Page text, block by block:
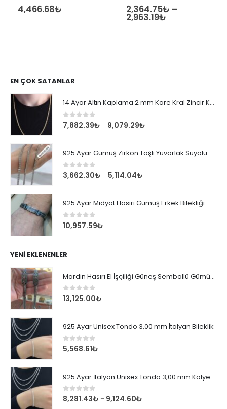
0out of 5
4,466.68₺ 0 out of 5
2,364.75₺ –
2,963.19₺
EN ÇOK SATANLAR
14 Ayar Altın Kaplama 2 mm Kare Kral Zincir Kolye
0 out of 5
7,882.39₺ – 9,079.29₺
925 Ayar Gümüş Zirkon Taşlı Yuvarlak Suyolu Bileklik
0 out of 5
3,662.30₺ – 5,114.04₺
925 Ayar Midyat Hasırı Gümüş Erkek Bilekliği
0out of 5
10,957.59₺
YENI EKLENENLER
Mardin Hasırı El İşçiliği Güneş Sembollü Gümüş Erkek Bileklik
0out of 5
13,125.00₺
925 Ayar Unisex Tondo 3,00 mm İtalyan Bileklik
0 out of 5
5,568.61₺
925 Ayar İtalyan Unisex Tondo 3,00 mm Kolye Zincir
0 out of 5
8,281.43₺ – 9,124.60₺